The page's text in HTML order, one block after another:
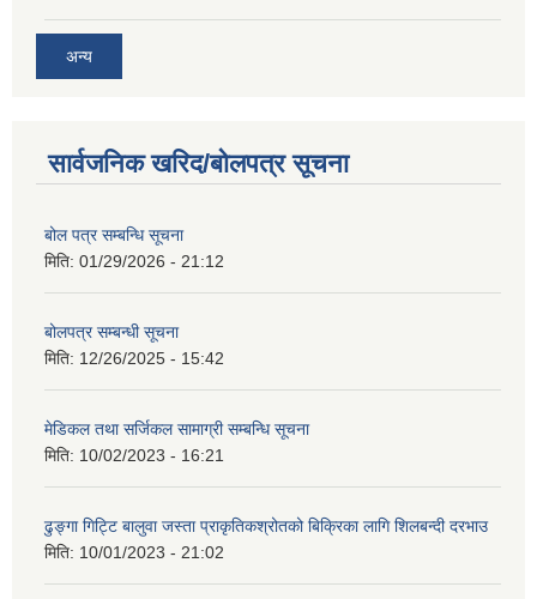
अन्य
सार्वजनिक खरिद/बोलपत्र सूचना
बोल पत्र सम्बन्धि सूचना
मिति: 01/29/2026 - 21:12
बोलपत्र सम्बन्धी सूचना
मिति: 12/26/2025 - 15:42
मेडिकल तथा सर्जिकल सामाग्री सम्बन्धि सूचना
मिति: 10/02/2023 - 16:21
ढुङ्गा गिट्टि बालुवा जस्ता प्राकृतिकश्रोतको बिक्रिका लागि शिलबन्दी दरभाउ
मिति: 10/01/2023 - 21:02